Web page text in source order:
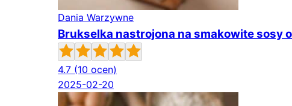
Dania Warzywne
Brukselka nastrojona na smakowite sosy
4.7 (10 ocen)
2025-02-20